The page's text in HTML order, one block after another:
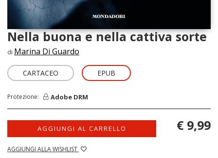
Nella buona e nella cattiva sorte
di Marina Di Guardo
CARTACEO EPUB
Protezione: Adobe DRM
AGGIUNGI AL CARRELLO
AGGIUNGI ALLA WISHLIST
€ 9,99